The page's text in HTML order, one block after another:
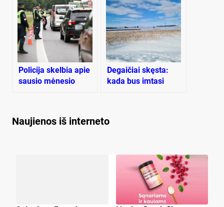
Policija skelbia apie
sausio mėnesio
De­gai­čiai skęs­ta:
kada bus im­ta­si
Naujienos iš interneto